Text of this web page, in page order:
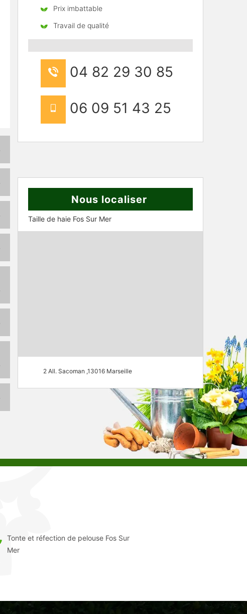
Prix imbattable
Travail de qualité
04 82 29 30 85
06 09 51 43 25
Nous localiser
Taille de haie Fos Sur Mer
2 All. Sacoman ,13016 Marseille
Tonte et réfection de pelouse Fos Sur
Mer